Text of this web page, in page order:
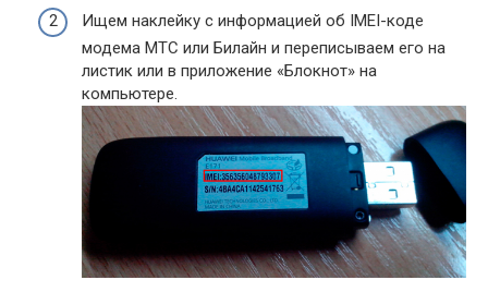
Ищем наклейку с информацией об IMEI-коде
модема МТС или Билайн и переписываем его на
листик или в приложение «Блокнот» на
компьютере.